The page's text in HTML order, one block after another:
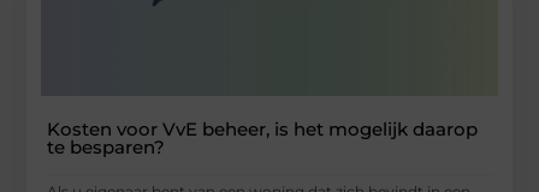
Kosten voor VvE beheer, is het mogelijk daarop
te besparen?